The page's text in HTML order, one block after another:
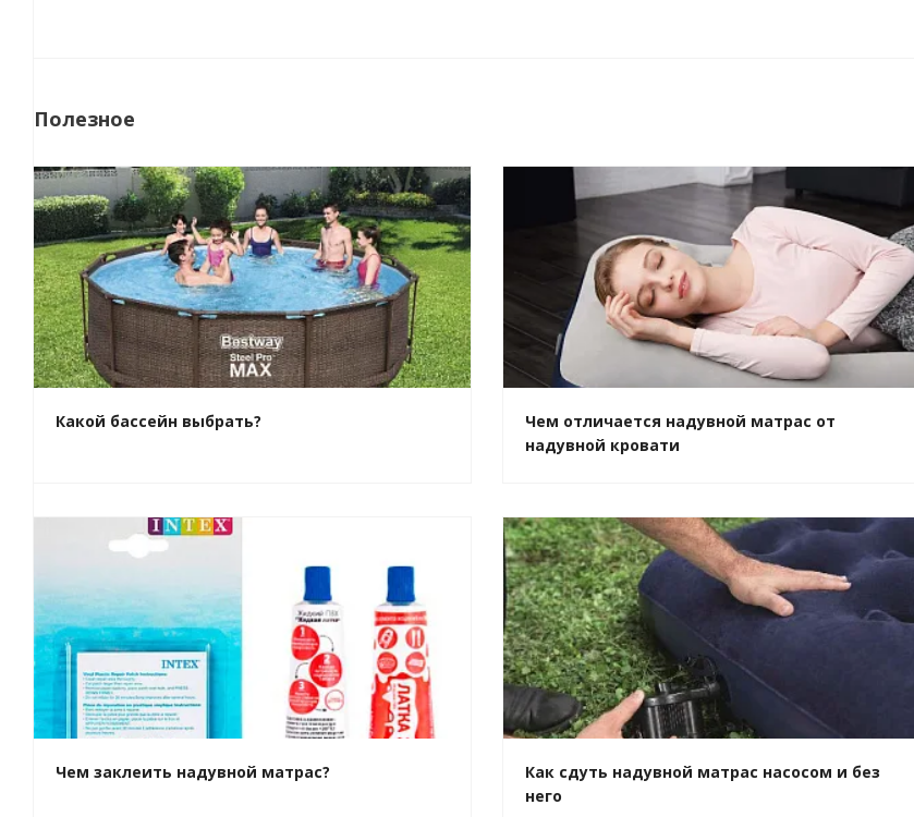
Полезное
Какой бассейн выбрать?
Чем отличается надувной матрас от
надувной кровати
Чем заклеить надувной матрас?
Как сдуть надувной матрас насосом и без
него